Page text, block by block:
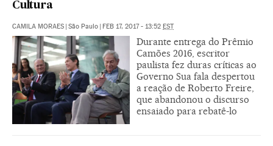
Cultura
CAMILA MORAES São Paulo FEB 17, 2017 - 13:52 EST
Durante entrega do Prêmio
Camões 2016, escritor
paulista fez duras críticas ao
Governo Sua fala despertou
a reação de Roberto Freire,
que abandonou o discurso
ensaiado para rebatê-lo